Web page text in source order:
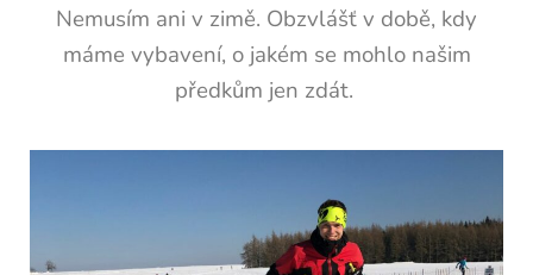
Nemusím ani v zimě. Obzvlášť v době, kdy
máme vybavení, o jakém se mohlo našim
předkům jen zdát.